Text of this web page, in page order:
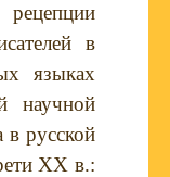
в
языках
научной
в русской
XX в.: